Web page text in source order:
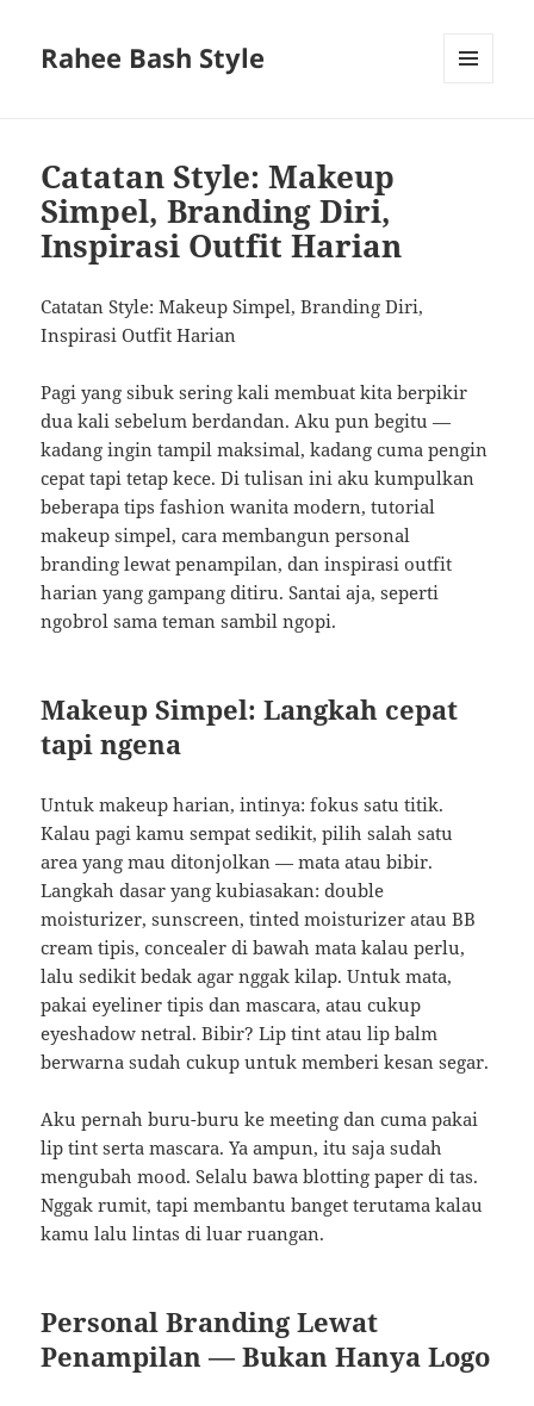
Rahee Bash Style
Catatan Style: Makeup
Simpel, Branding Diri,
Inspirasi Outfit Harian
Catatan Style: Makeup Simpel, Branding Diri,
Inspirasi Outfit Harian
Pagi yang sibuk sering kali membuat kita berpikir
dua kali sebelum berdandan. Aku pun begitu —
kadang ingin tampil maksimal, kadang cuma pengin
cepat tapi tetap kece. Di tulisan ini aku kumpulkan
beberapa tips fashion wanita modern, tutorial
makeup simpel, cara membangun personal
branding lewat penampilan, dan inspirasi outfit
harian yang gampang ditiru. Santai aja, seperti
ngobrol sama teman sambil ngopi.
Makeup Simpel: Langkah cepat
tapi ngena
Untuk makeup harian, intinya: fokus satu titik.
Kalau pagi kamu sempat sedikit, pilih salah satu
area yang mau ditonjolkan — mata atau bibir.
Langkah dasar yang kubiasakan: double
moisturizer, sunscreen, tinted moisturizer atau BB
cream tipis, concealer di bawah mata kalau perlu,
lalu sedikit bedak agar nggak kilap. Untuk mata,
pakai eyeliner tipis dan mascara, atau cukup
eyeshadow netral. Bibir? Lip tint atau lip balm
berwarna sudah cukup untuk memberi kesan segar.
Aku pernah buru-buru ke meeting dan cuma pakai
lip tint serta mascara. Ya ampun, itu saja sudah
mengubah mood. Selalu bawa blotting paper di tas.
Nggak rumit, tapi membantu banget terutama kalau
kamu lalu lintas di luar ruangan.
Personal Branding Lewat
Penampilan — Bukan Hanya Logo